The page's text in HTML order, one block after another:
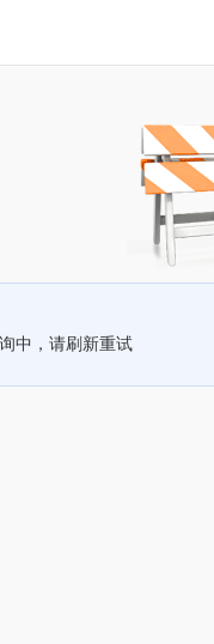
中，请刷新重试